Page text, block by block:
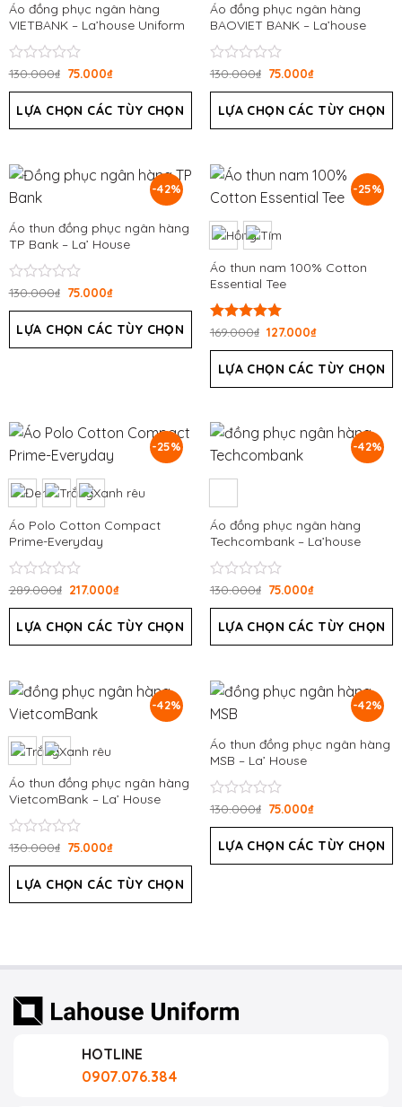
Áo đồng phục ngân hàng
VIETBANK – La’house Uniform
Được
hạng
5
130.000₫ 75.000₫
LỰA CHỌN CÁC TÙY CHỌN
Áo đồng phục ngân hàng
BAOVIET BANK – La’house
Uniform
Được
hạng
5
130.000₫ 75.000₫
LỰA CHỌN CÁC TÙY CHỌN
-42%
Áo thun đồng phục ngân hàng
TP Bank – La’ House
Được
hạng
5
130.000₫ 75.000₫
LỰA CHỌN CÁC TÙY CHỌN
-25%
Áo thun nam 100% Cotton
Essential Tee
Được xếp
5 sao
169.000₫ 127.000₫
LỰA CHỌN CÁC TÙY CHỌN
-25%
Áo Polo Cotton Compact
Prime-Everyday
Được
hạng
5
289.000₫ 217.000₫
LỰA CHỌN CÁC TÙY CHỌN
-42%
Áo đồng phục ngân hàng
Techcombank – La’house
Uniform
Được
hạng
5
130.000₫ 75.000₫
LỰA CHỌN CÁC TÙY CHỌN
-42%
Áo thun đồng phục ngân hàng
VietcomBank – La’ House
Được
hạng
5
130.000₫ 75.000₫
LỰA CHỌN CÁC TÙY CHỌN
-42%
Áo thun đồng phục ngân hàng
MSB – La’ House
Được
hạng
5
130.000₫ 75.000₫
LỰA CHỌN CÁC TÙY CHỌN
HOTLINE
0907.076.384